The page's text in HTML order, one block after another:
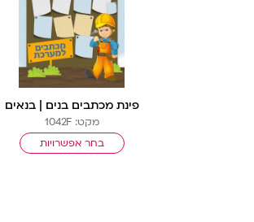
פינת מכתבים בנים | בנאים
מקט: 1042F
בחר אפשרויות